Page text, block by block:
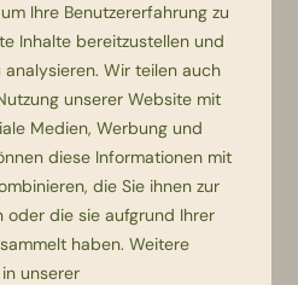
Ihre Benutzererfahrung zu
Inhalte bereitzustellen und
Wir teilen auch
unserer Website mit
Medien, Werbung und
diese Informationen mit
die Sie ihnen zur
oder die sie aufgrund Ihrer
haben. Weitere
unserer